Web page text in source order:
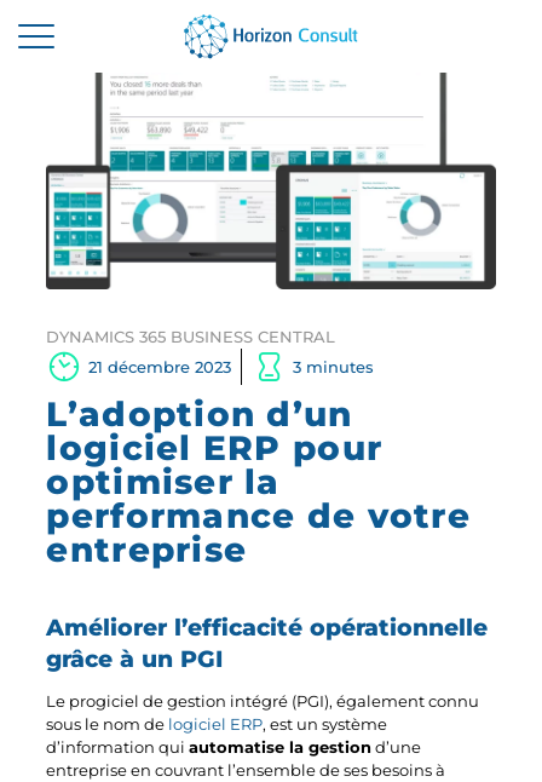
SERVICES
A PROPOS
CONTACTEZ-NOUS
DYNAMICS 365 BUSINESS CENTRAL
21 décembre 2023
3 minutes
L’adoption d’un
logiciel ERP pour
optimiser la
performance de votre
entreprise
Améliorer l’efficacité opérationnelle
grâce à un PGI
Le progiciel de gestion intégré (PGI), également connu
sous le nom de logiciel ERP, est un système
d’information quiautomatise la gestion d’une
entreprise en couvrant l’ensemble de ses besoins à